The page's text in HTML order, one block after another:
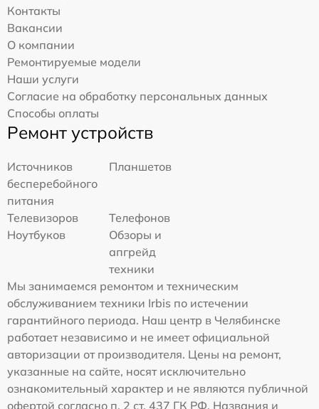
Контакты
Вакансии
О компании
Ремонтируемые модели
Наши услуги
Согласие на обработку персональных данных
Способы оплаты
Ремонт устройств
Источников
бесперебойного
питания
Планшетов
Телевизоров
Телефонов
Ноутбуков
Обзоры и
апгрейд
техники
Мы занимаемся ремонтом и техническим
обслуживанием техники Irbis по истечении
гарантийного периода. Наш центр в Челябинске
работает независимо и не имеет официальной
авторизации от производителя. Цены на ремонт,
указанные на сайте, носят исключительно
ознакомительный характер и не являются публичной
офертой согласно п. 2 ст. 437 ГК РФ. Названия и